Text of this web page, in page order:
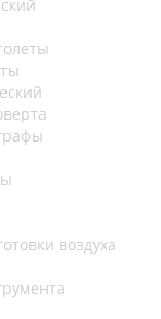
воздуха